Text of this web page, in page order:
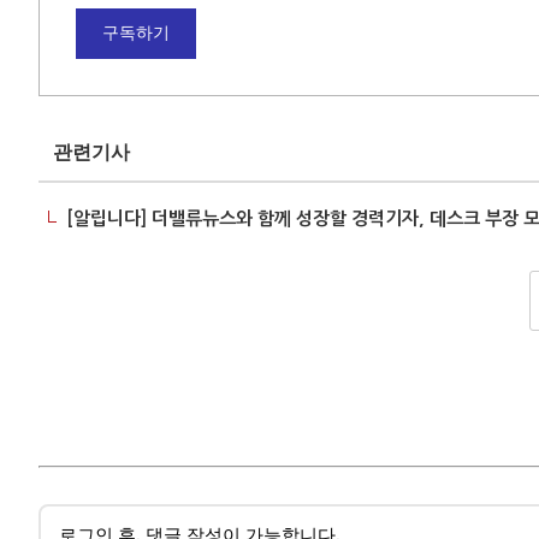
구독하기
관련기사
[알립니다] 더밸류뉴스와 함께 성장할 경력기자, 데스크 부장